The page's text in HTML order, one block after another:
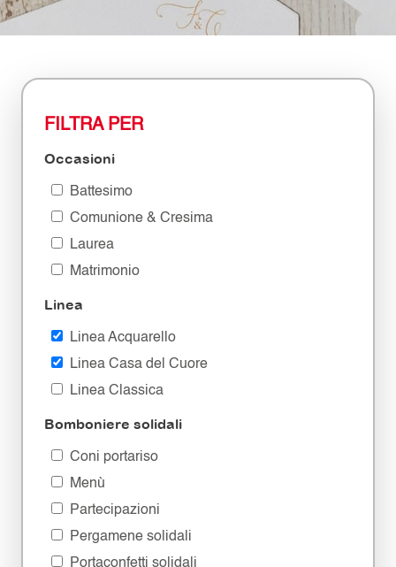
FILTRA PER
Occasioni
Battesimo
Comunione & Cresima
Laurea
Matrimonio
Linea
Linea Acquarello
Linea Casa del Cuore
Linea Classica
Bomboniere solidali
Coni portariso
Menù
Partecipazioni
Pergamene solidali
Portaconfetti solidali